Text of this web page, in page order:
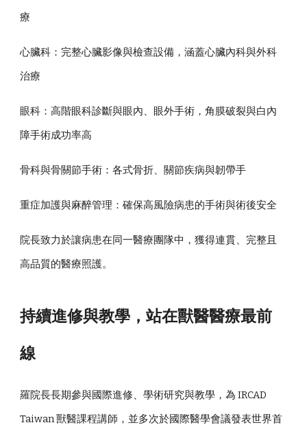
療
心臟科：完整心臟影像與檢查設備，涵蓋心臟內科與外科
治療
眼科：高階眼科診斷與眼內、眼外手術，角膜破裂與白內
障手術成功率高
骨科與骨關節手術：各式骨折、關節疾病與韌帶手
重症加護與麻醉管理：確保高風險病患的手術與術後安全
院長致力於讓病患在同一醫療團隊中，獲得連貫、完整且
高品質的醫療照護。
持續進修與教學，站在獸醫醫療最前
線
羅院長長期參與國際進修、學術研究與教學，為 IRCAD
Taiwan 獸醫課程講師，並多次於國際醫學會議發表世界首